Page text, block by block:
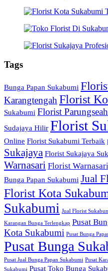
Tags
Bunga Papan Sukabumi
Karangtengah Florist
Sukabumi Florist Parungseah
Sudajaya Hilir Florist
Online Florist Sukabumi Terbaik
Sukajaya Florist Sukajaya
Warnasari Florist
Bunga Papan Sukabumi Jual
Florist Kota
Sukabumi
Jual Florist
Karangan Bunga Terlengkap Pusat
Kota Sukabumi Pusat Bunga
Pusat Bunga
Pusat Jual Bunga Papan Sukabumi Pusat
Sukabumi Pusat Toko Bunga